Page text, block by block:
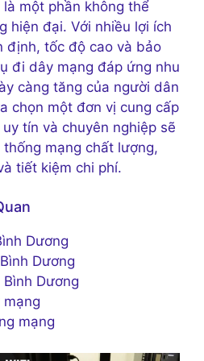
một phần không thể
hiện đại. Với nhiều lợi ích
định, tốc độ cao và bảo
đi dây mạng đáp ứng nhu
càng tăng của người dân
chọn một đơn vị cung cấp
tín và chuyên nghiệp sẽ
mạng chất lượng,
tiết kiệm chi phí.
Dương
Dương
Dương
mạng